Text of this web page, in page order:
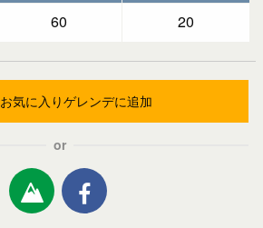
60 20
お気に入りゲレンデに追加
or